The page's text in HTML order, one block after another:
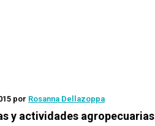
por Rosanna Dellazoppa
y actividades agropecuarias